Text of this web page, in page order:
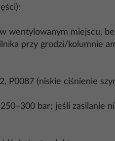
wentylowanym miejscu,
przy grodzi/kolumnie
(niskie ciśnienie
bar; jeśli zasilanie